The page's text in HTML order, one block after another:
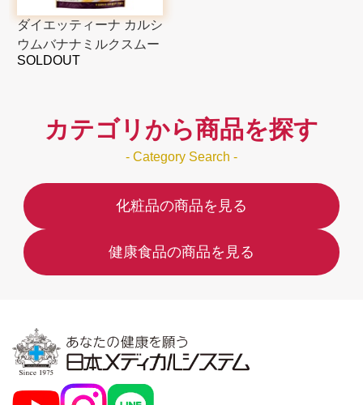
ダイエッティーナ カルシ
ウムバナナミルクスムー
ジー
SOLDOUT
カテゴリから商品を探す
- Category Search -
化粧品の商品を見る
健康食品の商品を見る